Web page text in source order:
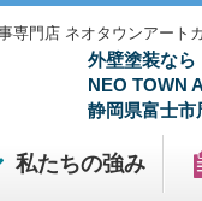
専門店 ネオタウンアート
外壁塗装なら
NEO TOWN
静岡県富士市
私たちの強み